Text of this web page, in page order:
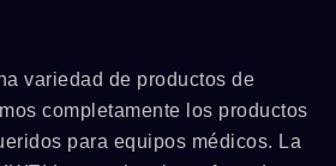
variedad de productos de
completamente los productos
para equipos médicos. La